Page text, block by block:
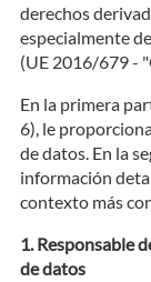
derechos
especialmente
(UE 2016/679 -
En la primera
6), le
de datos. En la
información
contexto más
Responsable
de datos